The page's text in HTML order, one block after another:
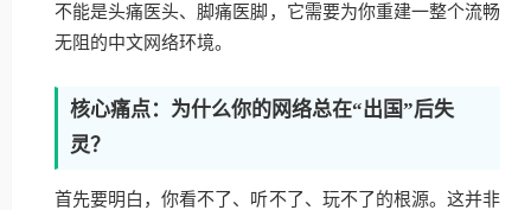
不能是头痛医头、脚痛医脚，它需要为你重建一整个流畅
无阻的中文网络环境。
核心痛点：为什么你的网络总在“出国”后失
灵？
首先要明白，你看不了、听不了、玩不了的根源。这并非